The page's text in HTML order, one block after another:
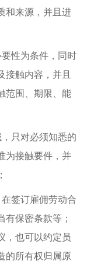
和来源，并且进
性为条件，同时
接触内容，并且
范围、期限、能
只对必须知悉的
为接触要件，并
签订雇佣劳动合
保密条款等；
，也可以约定员
的所有权归属原